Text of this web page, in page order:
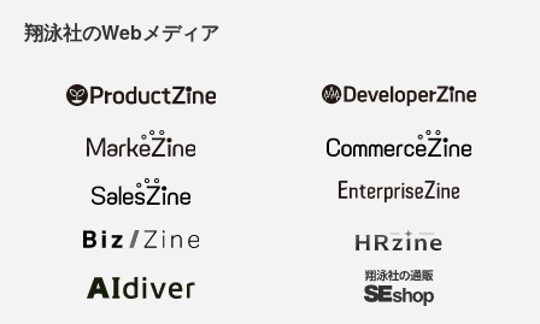
翔泳社のWebメディア